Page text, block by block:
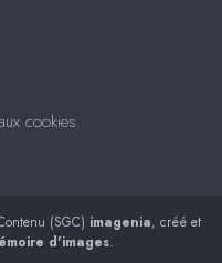
cookies
(SGC) imagenia, créé et
d'images.